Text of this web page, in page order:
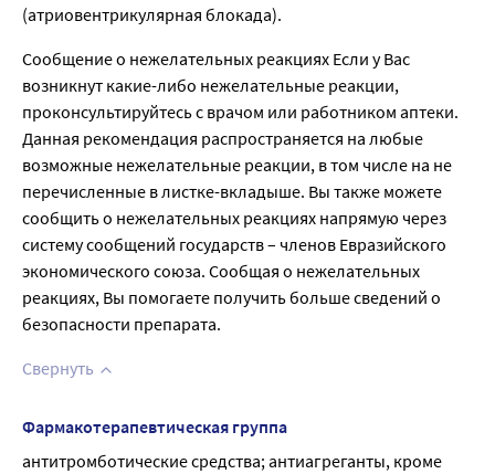
(атриовентрикулярная блокада).
Сообщение о нежелательных реакциях Если у Вас
возникнут какие-либо нежелательные реакции,
проконсультируйтесь с врачом или работником аптеки.
Данная рекомендация распространяется на любые
возможные нежелательные реакции, в том числе на не
перечисленные в листке-вкладыше. Вы также можете
сообщить о нежелательных реакциях напрямую через
систему сообщений государств – членов Евразийского
экономического союза. Сообщая о нежелательных
реакциях, Вы помогаете получить больше сведений о
безопасности препарата.
Свернуть
Фармакотерапевтическая группа
антитромботические средства; антиагреганты, кроме